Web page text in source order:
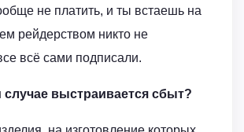
не платить, и ты встаешь на
рейдерством никто не
всё сами подписали.
случае выстраивается сбыт?